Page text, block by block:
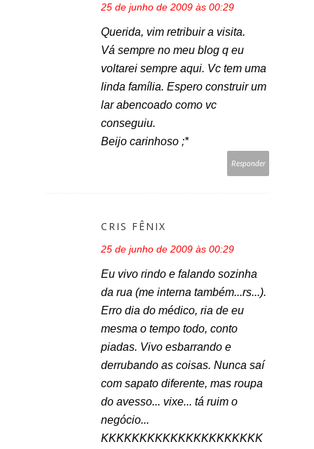
25 de junho de 2009 às 00:29
Querida, vim retribuir a visita.
Vá sempre no meu blog q eu
voltarei sempre aqui. Vc tem uma
linda família. Espero construir um
lar abencoado como vc
conseguiu.
Beijo carinhoso ;*
Responder
CRIS FÊNIX
25 de junho de 2009 às 00:29
Eu vivo rindo e falando sozinha
da rua (me interna também...rs...).
Erro dia do médico, ria de eu
mesma o tempo todo, conto
piadas. Vivo esbarrando e
derrubando as coisas. Nunca saí
com sapato diferente, mas roupa
do avesso... vixe... tá ruim o
negócio...
KKKKKKKKKKKKKKKKKKKKK